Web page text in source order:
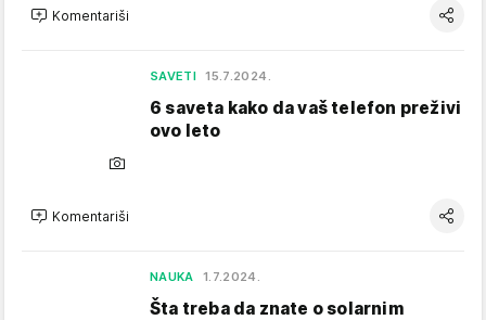
Komentariši
SAVETI 15.7.2024.
6 saveta kako da vaš telefon preživi
ovo leto
Komentariši
NAUKA 1.7.2024.
Šta treba da znate o solarnim